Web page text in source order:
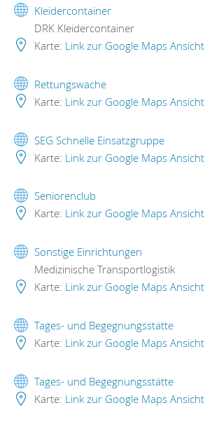
Kleidercontainer
DRK Kleidercontainer
Karte: Link zur Google Maps Ansicht
Rettungswache
Karte: Link zur Google Maps Ansicht
SEG Schnelle Einsatzgruppe
Karte: Link zur Google Maps Ansicht
Seniorenclub
Karte: Link zur Google Maps Ansicht
Sonstige Einrichtungen
Medizinische Transportlogistik
Karte: Link zur Google Maps Ansicht
Tages- und Begegnungsstätte
Karte: Link zur Google Maps Ansicht
Tages- und Begegnungsstätte
Karte: Link zur Google Maps Ansicht